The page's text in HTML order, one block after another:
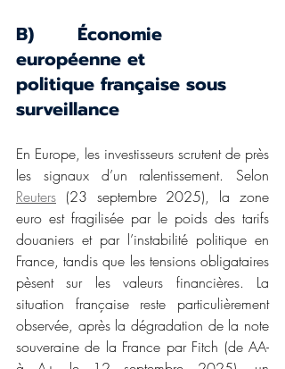
B)       Économie
européenne et
politique française sous
surveillance
En Europe, les investisseurs scrutent de près
Reuters (23 septembre 2025), la zone
euro est fragilisée par le poids des tarifs
douaniers et par l’instabilité politique en
France, tandis que les tensions obligataires
pèsent sur les valeurs financières. La
situation française reste particulièrement
observée, après la dégradation de la note
souveraine de la France par Fitch (de AA-